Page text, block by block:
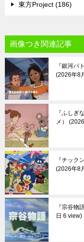
東方Project (186)
画像つき関連記事
『銀河パ
2026年8
『ふしぎ
メ）
『チック
2026年8
『宗谷物
日 6 view